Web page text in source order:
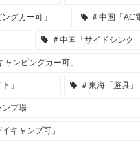
グカー可」 ＃中国「AC
＃中国「サイドシンク」
ャンピングカー可」
」 ＃東海「遊具」
ンプ場
キャンプ可」